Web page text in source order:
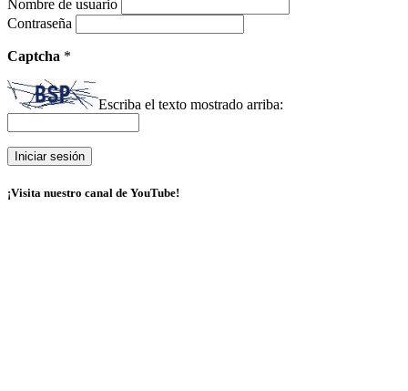
Nombre de usuario
Contraseña
Captcha *
Escriba el texto mostrado arriba:
¡Visita nuestro canal de YouTube!